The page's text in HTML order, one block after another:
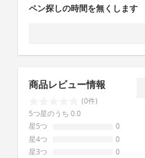
ペン探しの時間を無くします
商品レビュー情報
(0件)
5つ星のうち 0.0
星5つ
0
星4つ
0
星3つ
0